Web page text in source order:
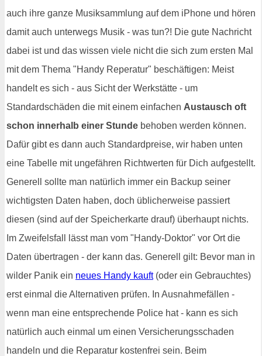
auch ihre ganze Musiksammlung auf dem iPhone und hören
damit auch unterwegs Musik - was tun?! Die gute Nachricht
dabei ist und das wissen viele nicht die sich zum ersten Mal
mit dem Thema "Handy Reperatur" beschäftigen: Meist
handelt es sich - aus Sicht der Werkstätte - um
Standardschäden die mit einem einfachen Austausch oft
schon innerhalb einer Stunde behoben werden können.
Dafür gibt es dann auch Standardpreise, wir haben unten
eine Tabelle mit ungefähren Richtwerten für Dich aufgestellt.
Generell sollte man natürlich immer ein Backup seiner
wichtigsten Daten haben, doch üblicherweise passiert
diesen (sind auf der Speicherkarte drauf) überhaupt nichts.
Im Zweifelsfall lässt man vom "Handy-Doktor" vor Ort die
Daten übertragen - der kann das. Generell gilt: Bevor man in
wilder Panik ein neues Handy kauft(oder ein Gebrauchtes)
erst einmal die Alternativen prüfen. In Ausnahmefällen -
wenn man eine entsprechende Police hat - kann es sich
natürlich auch einmal um einen Versicherungsschaden
handeln und die Reparatur kostenfrei sein. Beim